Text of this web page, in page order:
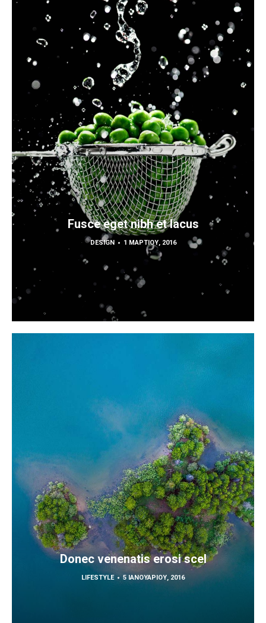
Fusce eget nibh et lacus
DESIGN 1 ΜΑΡΤΊΟΥ, 2016
Donec venenatis erosi scel
LIFESTYLE 5 ΙΑΝΟΥΑΡΊΟΥ, 2016